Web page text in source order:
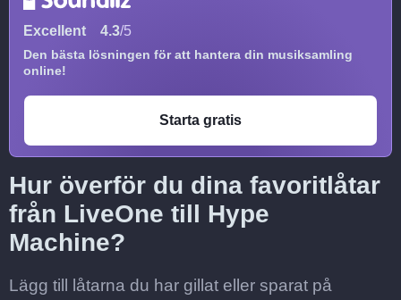
Excellent 4.3/5
Den bästa lösningen för att hantera din musiksamling
online!
Starta gratis
Hur överför du dina favoritlåtar
från LiveOne till Hype
Machine?
Lägg till låtarna du har gillat eller sparat på